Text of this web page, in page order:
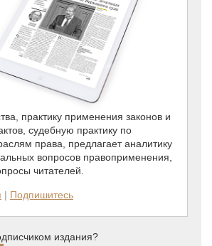
практику применения законов и
судебную практику по
права, предлагает аналитику
вопросов правоприменения,
читателей.
| Подпишитесь
издания?